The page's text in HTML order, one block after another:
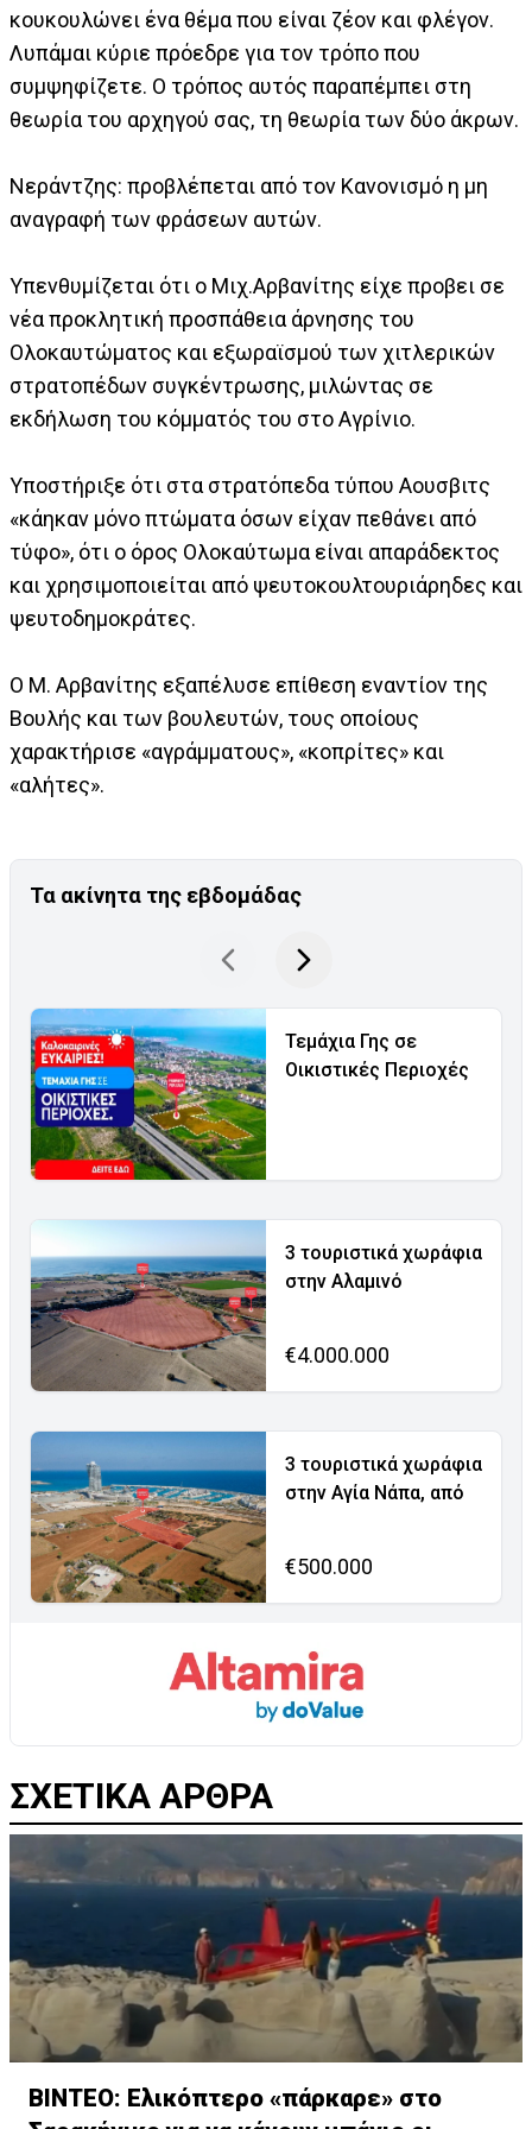
κουκουλώνει ένα θέμα που είναι ζέον και φλέγον.
Λυπάμαι κύριε πρόεδρε για τον τρόπο που
συμψηφίζετε. Ο τρόπος αυτός παραπέμπει στη
θεωρία του αρχηγού σας, τη θεωρία των δύο άκρων.
Νεράντζης: προβλέπεται από τον Κανονισμό η μη
αναγραφή των φράσεων αυτών.
Υπενθυμίζεται ότι ο Μιχ.Αρβανίτης είχε προβει σε
νέα προκλητική προσπάθεια άρνησης του
Ολοκαυτώματος και εξωραϊσμού των χιτλερικών
στρατοπέδων συγκέντρωσης, μιλώντας σε
εκδήλωση του κόμματός του στο Αγρίνιο.
Υποστήριξε ότι στα στρατόπεδα τύπου Αουσβιτς
«κάηκαν μόνο πτώματα όσων είχαν πεθάνει από
τύφο», ότι ο όρος Ολοκαύτωμα είναι απαράδεκτος
και χρησιμοποιείται από ψευτοκουλτουριάρηδες και
ψευτοδημοκράτες.
Ο Μ. Αρβανίτης εξαπέλυσε επίθεση εναντίον της
Βουλής και των βουλευτών, τους οποίους
χαρακτήρισε «αγράμματους», «κοπρίτες» και
«αλήτες».
Τα ακίνητα της εβδομάδας
Τεμάχια Γης σε
Οικιστικές Περιοχές
3 τουριστικά χωράφια
στην Αλαμινό
€4.000.000
3 τουριστικά χωράφια
στην Αγία Νάπα, από
€500.000
ΣΧΕΤΙΚΑ ΑΡΘΡΑ
ΒΙΝΤΕΟ: Ελικόπτερο «πάρκαρε» στο